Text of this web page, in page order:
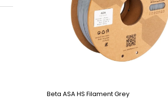
Beta ASA HS Filament Grey